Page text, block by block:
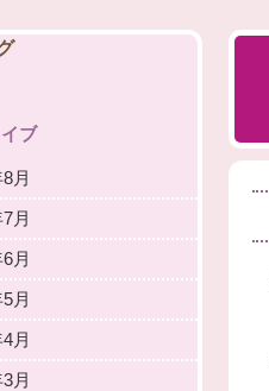
ブ
月
月
月
月
月
月